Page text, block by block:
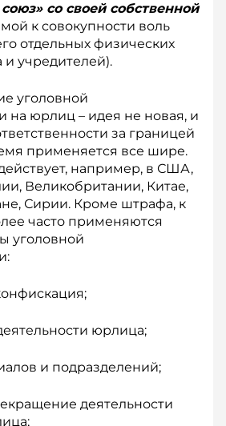
со своей соб­ственной
к совокупности воль
отдельных физических
и учредителей).
уголовной
на юрлиц – идея не новая, и
за границей
применяется все шире.
например, в США,
Великобритании, Китае,
Сирии. Кроме штрафа, к
часто применяются
уголовной
юрлица;
и подразделений;
деятельности